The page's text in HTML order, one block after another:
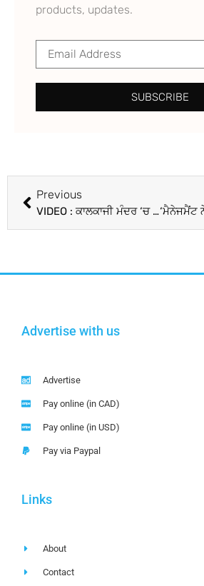
products, updates.
SUBSCRIBE
Previous
VIDEO : ਕਾਲਕਾਜੀ ਮੰਦਰ ‘ਚ ਗਾਇਕ B Praak ਗਾ ਰਹੇ ਸੀ ਭਜਨ, ਮੰਚ ਡਿੱਗਣ ਨਾਲ 17 ਲੋਕ ਜ਼ਖ਼ਮੀ; ਇਕ ਦੀ ਮੌਤ
Advertise with us
Advertise
Pay online (in CAD)
Pay online (in USD)
Pay via Paypal
Links
About
Contact